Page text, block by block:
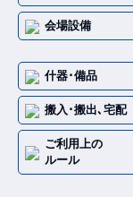
会場設備
什器･備品
搬入･搬出､宅配
ご利用上の
ルール